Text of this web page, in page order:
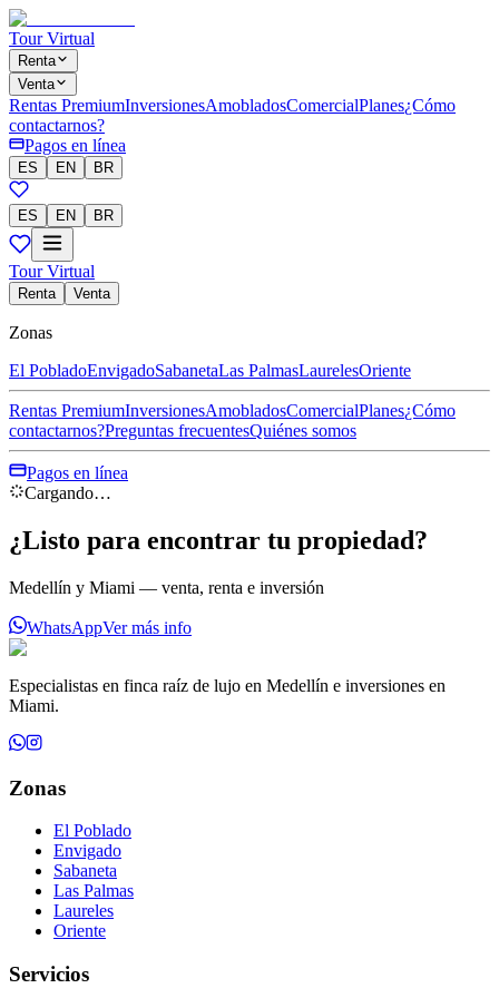
Tour Virtual
Renta
Venta
Rentas PremiumInversionesAmobladosComercialPlanes¿Cómo
contactarnos?
Pagos en línea
ES EN BR
ES EN BR
Tour Virtual
Renta Venta
Zonas
El PobladoEnvigadoSabanetaLas PalmasLaurelesOriente
Rentas PremiumInversionesAmobladosComercialPlanes¿Cómo
contactarnos?Preguntas frecuentesQuiénes somos
Pagos en línea
Cargando…
¿Listo para encontrar tu propiedad?
Medellín y Miami — venta, renta e inversión
WhatsAppVer más info
Especialistas en finca raíz de lujo en Medellín e inversiones en
Miami.
Zonas
El Poblado
Envigado
Sabaneta
Las Palmas
Laureles
Oriente
Servicios